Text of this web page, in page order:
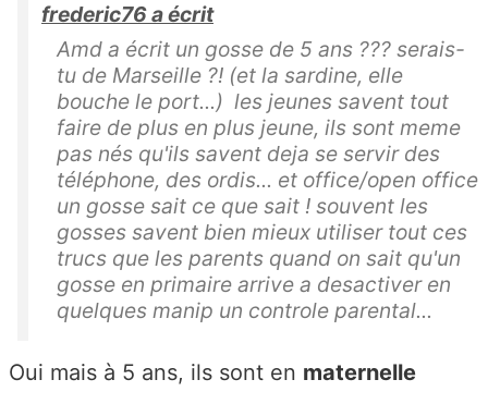
frederic76 a écrit
Amd a écrit un gosse de 5 ans ??? serais-
tu de Marseille ?! (et la sardine, elle
bouche le port...) les jeunes savent tout
faire de plus en plus jeune, ils sont meme
pas nés qu'ils savent deja se servir des
téléphone, des ordis... et office/open office
un gosse sait ce que sait ! souvent les
gosses savent bien mieux utiliser tout ces
trucs que les parents quand on sait qu'un
gosse en primaire arrive a desactiver en
quelques manip un controle parental...
Oui mais à 5 ans, ils sont en maternelle